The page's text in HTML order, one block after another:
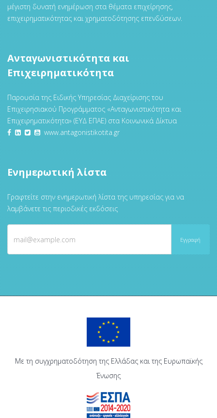
μέγιστη δυνατή ενημέρωση στα θέματα επιχείρησης,
επιχειρηματικότητας και χρηματοδότησης επενδύσεων.
Ανταγωνιστικότητα και
Επιχειρηματικότητα
Παρουσία της Ειδικής Υπηρεσίας Διαχείρισης του
Επιχειρησιακού Προγράμματος «Ανταγωνιστικότητα και
Επιχειρηματικότητα» (ΕΥΔ ΕΠΑΕ) στα Κοινωνικά Δίκτυα
www.antagonistikotita.gr
Ενημερωτική λίστα
Γραφτείτε στην ενημερωτική λίστα της υπηρεσίας για να
λαμβάνετε τις περιοδικές εκδόσεις
Με τη συγχρηματοδότηση της Ελλάδας και της Ευρωπαϊκής
Ένωσης